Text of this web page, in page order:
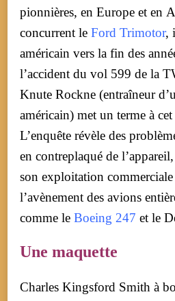
pionnières, en Europe et en
concurrent le Ford Trimotor,
américain vers la fin des
l’accident du vol 599 de la
Knute Rockne (entraîneur
américain) met un terme à cet
L’enquête révèle des
en contreplaqué de
son exploitation
l’avènement des avions
comme le Boeing 247 et le
Une maquette
Charles Kingsford Smith à